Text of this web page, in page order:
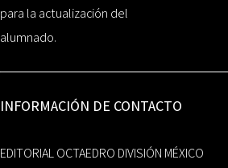
para la actualización del
alumnado.
INFORMACIÓN DE CONTACTO
EDITORIAL OCTAEDRO DIVISIÓN MÉXICO